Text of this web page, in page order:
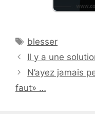
Étiquettes
blesser
Il y a une
N’ayez jamais
faut» …